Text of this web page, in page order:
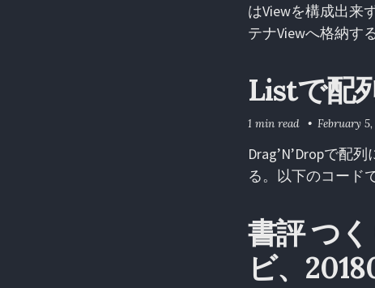
はViewを構成出来
テナViewへ格納す
Listで配
Drag’N’Dropで配
る。以下のコード
1 min read February
書評 つ
ビ、